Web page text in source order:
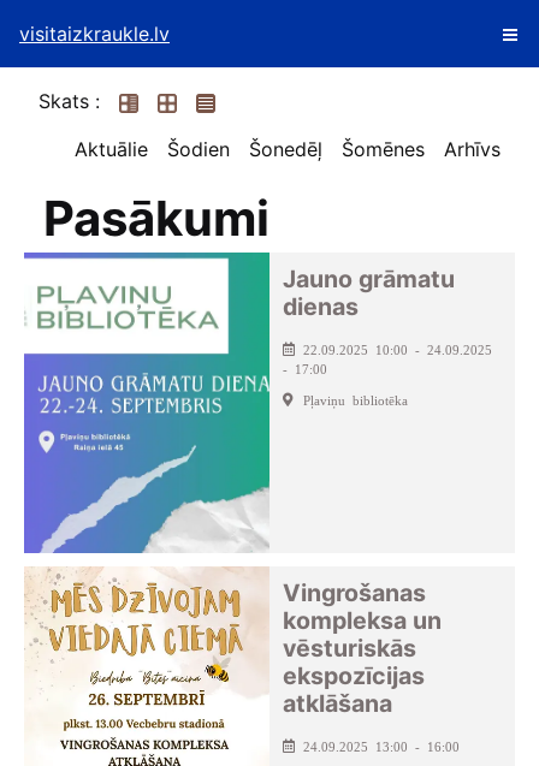
visitaizkraukle.lv
Skats :
Aktuālie
Šodien Šonedēļ Šomēnes Arhīvs
Pasākumi
Jauno grāmatu
dienas
22.09.2025 10:00 - 24.09.2025
- 17:00
Pļaviņu bibliotēka
Vingrošanas
kompleksa un
vēsturiskās
ekspozīcijas
atklāšana
24.09.2025 13:00 - 16:00